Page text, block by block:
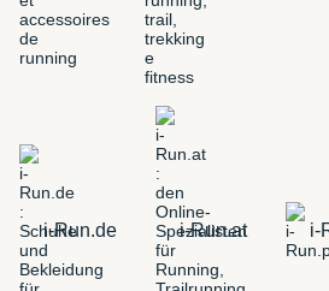
i-Run.de i-Run.at i-